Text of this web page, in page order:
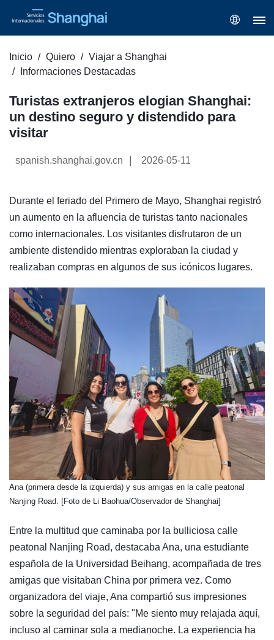
Inicio Quiero
Viajar a Shanghai
Informaciones Destacadas
Turistas extranjeros elogian Shanghai:
un destino seguro y distendido para
visitar
spanish.shanghai.gov.cn 2026-05-11
Durante el feriado del Primero de Mayo, Shanghai registró
un aumento en la afluencia de turistas tanto nacionales
como internacionales. Los visitantes disfrutaron de un
ambiente distendido mientras exploraban la ciudad y
realizaban compras en algunos de sus icónicos lugares.
​Ana (primera desde la izquierda) y sus amigas en la calle peatonal
Nanjing Road. [Foto de Li Baohua/Observador de Shanghai]
Entre la multitud que caminaba por la bulliciosa calle
peatonal Nanjing Road, destacaba Ana, una estudiante
española de la Universidad Beihang, acompañada de tres
amigas que visitaban China por primera vez. Como
organizadora del viaje, Ana compartió sus impresiones
sobre la seguridad del país: "Me siento muy relajada aquí,
incluso al caminar sola a medianoche. La experiencia ha